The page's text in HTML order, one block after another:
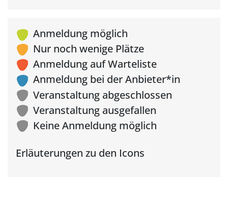
Anmeldung möglich
Nur noch wenige Plätze
Anmeldung auf Warteliste
Anmeldung bei der Anbieter*in
Veranstaltung abgeschlossen
Veranstaltung ausgefallen
Keine Anmeldung möglich
Erläuterungen zu den Icons